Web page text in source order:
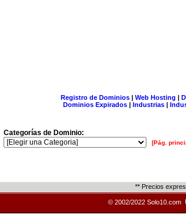
Registro de Dominios| Web Hosting |
Dominios Expirados | Industrias |
Categorías de Dominio:
[Pág.
** Precios
© 2002/2022 Solo10.com